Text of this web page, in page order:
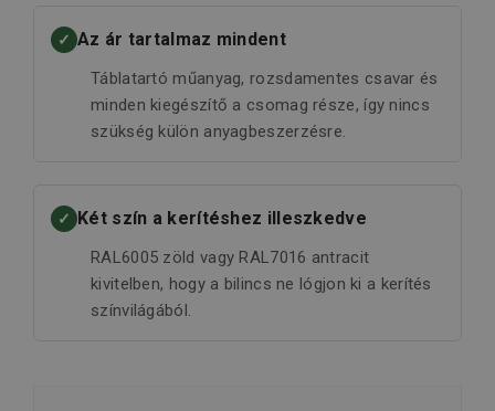
✓ Az ár tartalmaz mindent
Táblatartó műanyag, rozsdamentes csavar és
minden kiegészítő a csomag része, így nincs
szükség külön anyagbeszerzésre.
✓ Két szín a kerítéshez illeszkedve
RAL6005 zöld vagy RAL7016 antracit
kivitelben, hogy a bilincs ne lógjon ki a kerítés
színvilágából.